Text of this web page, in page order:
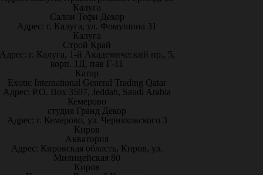
Калуга
Салон Тефи Декор
Адрес: г. Калуга, ул. Фомушина 31
Калуга
Строй Край
г. Калуга, 1-й Академический пр., 5,
корп. 1Д, пав Г-11
Катар
Exotic International General Trading Qatar
Адрес: P.O. Box 3507, Jeddah, Saudi Arabia
Кемерово
студия Гранд Декор
Адрес: г. Кемерово, ул. Черняховского 3
Киров
Акватория
Адрес: Кировская область, Киров, ул.
Милицейская 80
Киров